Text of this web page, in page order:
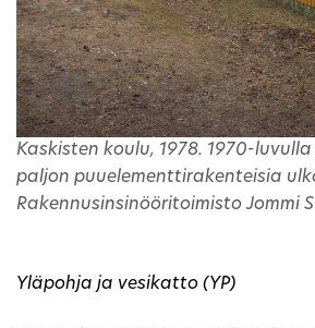
Kaskisten koulu, 1978. 1970-
paljon puuelementtirakenteisia
Rakennusinsinööritoimisto Jommi
Yläpohja ja vesikatto (YP)